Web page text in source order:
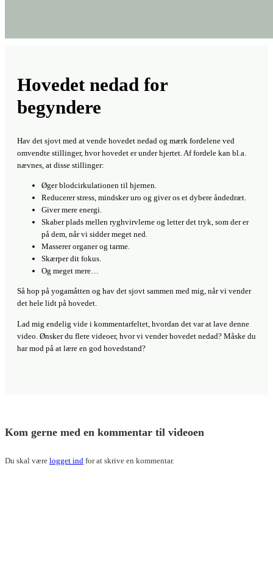
Hovedet nedad for
begyndere
Hav det sjovt med at vende hovedet nedad og mærk fordelene ved
omvendte stillinger, hvor hovedet er under hjertet. Af fordele kan bl.a.
nævnes, at disse stillinger:
Øger blodcirkulationen til hjernen.
Reducerer stress, mindsker uro og giver os et dybere åndedræt.
Giver mere energi.
Skaber plads mellen ryghvirvlerne og letter det tryk, som der er
på dem, når vi sidder meget ned.
Masserer organer og tarme.
Skærper dit fokus.
Og meget mere…
Så hop på yogamåtten og hav det sjovt sammen med mig, når vi vender
det hele lidt på hovedet.
Lad mig endelig vide i kommentarfeltet, hvordan det var at lave denne
video. Ønsker du flere videoer, hvor vi vender hovedet nedad? Måske du
har mod på at lære en god hovedstand?
Kom gerne med en kommentar til videoen
Du skal være logget ind for at skrive en kommentar.